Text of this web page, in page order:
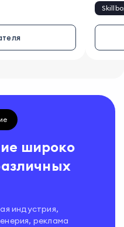
широко
индустрия,
реклама